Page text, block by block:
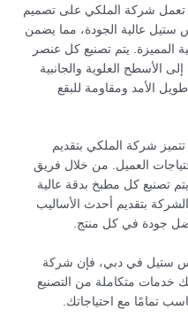
شركة الملكي على تصميم
ستيل عالية الجودة، مما يضمن
المميزة. يتم تصنيع كل عنصر
الأسطح العلوية والجانبية
الأمد ومقاومة للبقع
شركة الملكي بتقديم
العميل. من خلال فريق
تصنيع كل مطبخ بدقة عالية
بتقديم أحدث الأساليب
جودة في كل منتج.
ستيل في دبي، فإن شركة
خدمات متكاملة من التصنيع
تمامًا مع احتياجاتك.